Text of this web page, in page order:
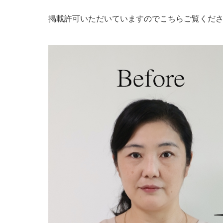
掲載許可いただいていますのでこちらご覧くだ